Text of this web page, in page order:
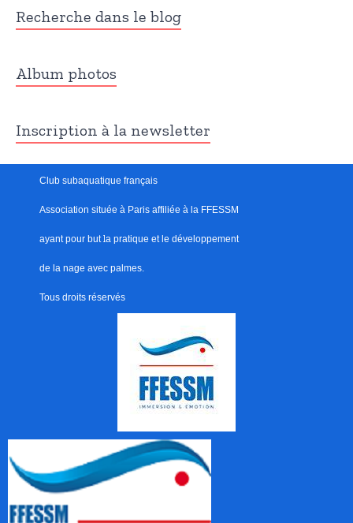
Recherche dans le blog
Album photos
Inscription à la newsletter
Club subaquatique français
Association située à Paris affiliée à la FFESSM
ayant pour but la pratique et le développement
de la nage avec palmes.
Tous droits réservés